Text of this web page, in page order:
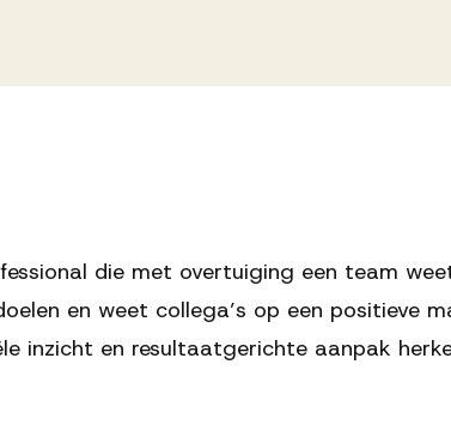
die met overtuiging een team
en weet collega’s op een positieve
inzicht en resultaatgerichte aanpak